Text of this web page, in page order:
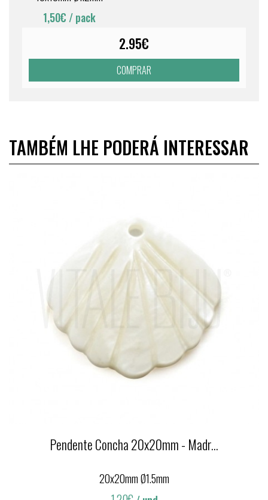
1,50€ / pack
2.95€
COMPRAR
TAMBÉM LHE PODERÁ INTERESSAR
Pendente Concha 20x20mm - Madr...
20x20mm Ø1.5mm